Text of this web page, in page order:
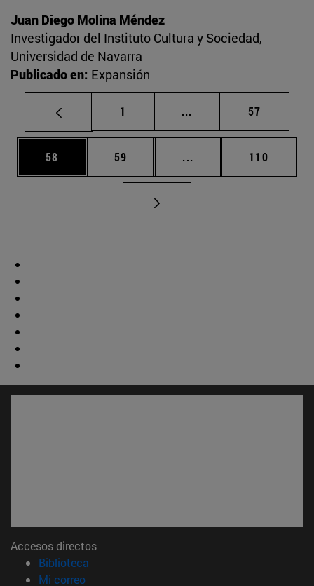
Juan Diego Molina Méndez
Investigador del Instituto Cultura y Sociedad,
Universidad de Navarra
Publicado en: Expansión
Página
1 ... Páginas intermedias
Página
57
Página
58 Página
59 ... Páginas intermedias
Página
110
Accesos directos
Biblioteca
Mi correo(abre en nueva ventana)